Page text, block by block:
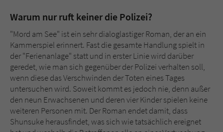
Warum nur ruft keiner die Polizei?
"Mord am See" ist ein sehr dialoglastiger Roman, der an ein
Kammerspiel erinnert. Fast die gesamte Handlung spielt in
der "Ferienanlage" statt und in erster Linie wird darüber
geredet, wie man sich gegenüber der Polizei verhalten soll,
wenn diese das Verschwinden der Toten eines Tages
untersuchen wird. Soweit kommt es jedoch nie, denn außer
den neun Erwachsenen und deren vier Kinder spielen keine
weiteren Personen mit. Der Roman endet damit, dass
Shunsuke herausfindet, was sich wie tatsächlich ereignet